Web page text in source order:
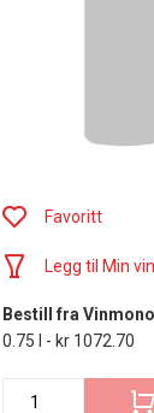
Favoritt
Legg til Min
Bestill fra
0.75 l - kr 1072.70